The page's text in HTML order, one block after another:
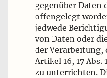
gegenüber Daten
offengelegt
jedwede
von Daten oder
der Verarbeitung,
Artikel 16, 17 Abs.
zu unterrichten.